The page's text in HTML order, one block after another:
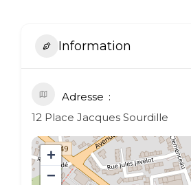
Information
Adresse
12 Place Jacques Sourdille
+
−